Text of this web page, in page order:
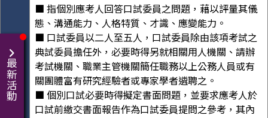
考
試
性
■ 指個別應考人回答口試委員之問題，藉以評量其儀
態、溝通能力、人格特質、才識、應變能力。
■ 口試委員以二人至五人，口試委員除由該項考試之
典試委員擔任外，必要時得另就相關用人機關、請辦
考試機關、職業主管機關簡任職務以上公務人員或有
關團體富有研究經驗者或專家學者遴聘之。
■ 個別口試必要時得擬定書面問題，並要求應考人於
口試前繳交書面報告作為口試委員提問之參考，其內
最新活動